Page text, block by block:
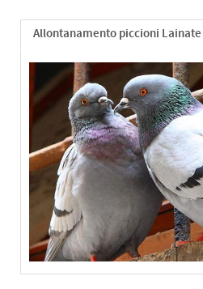
Allontanamento piccioni Lainate